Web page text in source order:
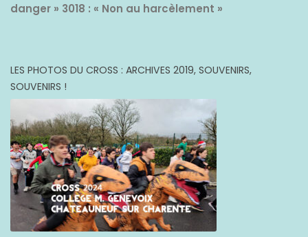
danger » 3018 : « Non au harcèlement »
LES PHOTOS DU CROSS : ARCHIVES 2019, SOUVENIRS,
SOUVENIRS !